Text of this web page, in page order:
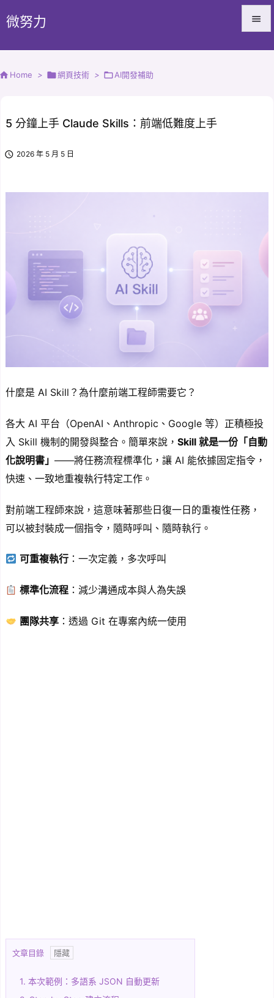
微努力 
Home > 網頁技術 > AI開發補助
5 分鐘上手 Claude Skills：前端低難度上手
 2026 年 5 月 5 日
什麼是 AI Skill？為什麼前端工程師需要它？
各大 AI 平台（OpenAI、Anthropic、Google 等）正積極投
入 Skill 機制的開發與整合。簡單來說， Skill 就是一份「自動
化說明書」 ——將任務流程標準化，讓 AI 能依據固定指令，
快速、一致地重複執行特定工作。
對前端工程師來說，這意味著那些日復一日的重複性任務，
可以被封裝成一個指令，隨時呼叫、隨時執行。
可重複執行 ：一次定義，多次呼叫
標準化流程 ：減少溝通成本與人為失誤
團隊共享 ：透過 Git 在專案內統一使用
文章目錄
1. 本次範例：多語系 JSON 自動更新